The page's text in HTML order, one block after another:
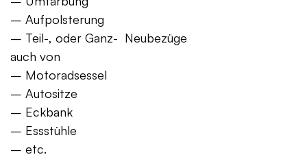
– Aufpolsterung
– Teil-, oder Ganz- Neubezüge
auch von
– Motoradsessel
– Autositze
– Eckbank
– Essstühle
– etc.